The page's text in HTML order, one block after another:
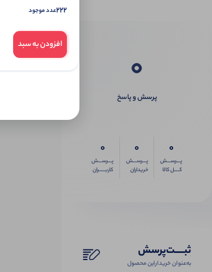
0
پرسش و پاسخ
0
پـــرســـش
کــــل کالا
0
پـــرســـش
خریداران
0
پـــرســـش
کاربـــــران
ثبـــــت‌پرسش
به‌عنوان ‌خریدار‌این‌ محصول
222عدد موجود
افزودن به سبد